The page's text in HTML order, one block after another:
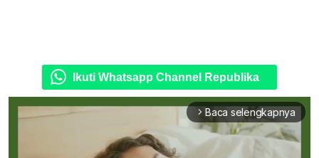
Ikuti Whatsapp Channel Republika
arrow_forward_ios Baca selengkapnya